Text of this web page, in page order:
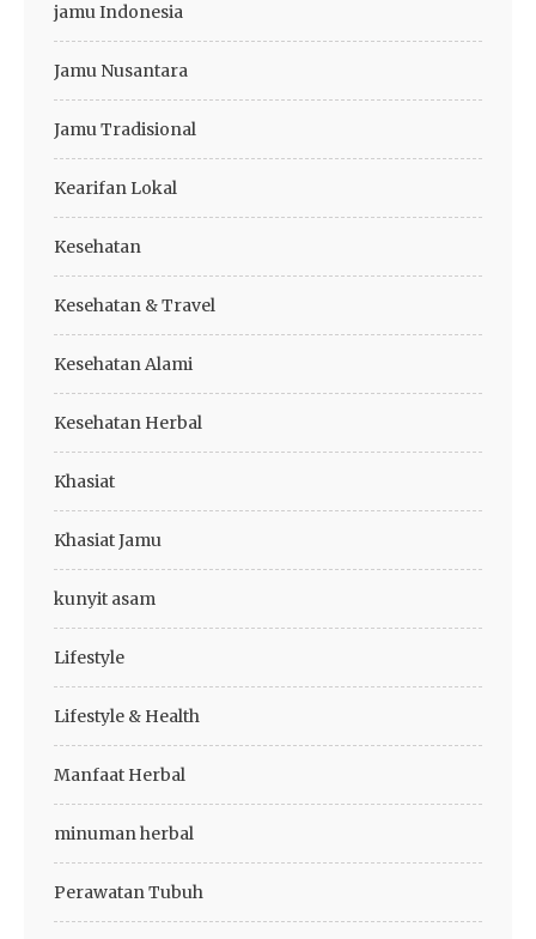
jamu Indonesia
Jamu Nusantara
Jamu Tradisional
Kearifan Lokal
Kesehatan
Kesehatan & Travel
Kesehatan Alami
Kesehatan Herbal
Khasiat
Khasiat Jamu
kunyit asam
Lifestyle
Lifestyle & Health
Manfaat Herbal
minuman herbal
Perawatan Tubuh